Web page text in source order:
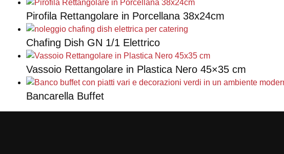
Pirofila Rettangolare in Porcellana 38x24cm
Chafing Dish GN 1/1 Elettrico
Vassoio Rettangolare in Plastica Nero 45×35 cm
Bancarella Buffet